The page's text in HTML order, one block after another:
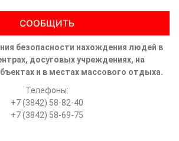
СООБЩИТЬ
безопасности нахождения людей в
досуговых учреждениях, на
и в местах массового отдыха.
Телефоны:
+7 (3842) 58-82-40
+7 (3842) 58-69-75